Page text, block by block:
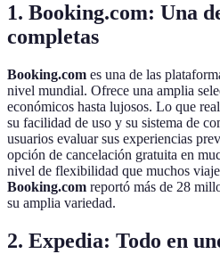
1. Booking.com: Una
completas
Booking.com es una de las
nivel mundial. Ofrece una amplia
económicos hasta lujosos. Lo que
su facilidad de uso y su sistema de
usuarios evaluar sus experiencias
opción de cancelación gratuita en
nivel de flexibilidad que muchos
Booking.com reportó más de 28
su amplia variedad.
2. Expedia: Todo en